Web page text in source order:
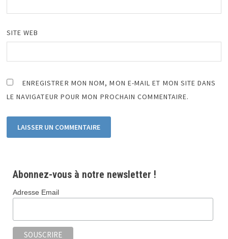
SITE WEB
ENREGISTRER MON NOM, MON E-MAIL ET MON SITE DANS
LE NAVIGATEUR POUR MON PROCHAIN COMMENTAIRE.
Abonnez-vous à notre newsletter !
Adresse Email